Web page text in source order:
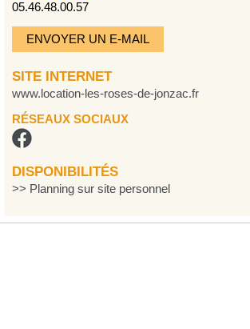
05.46.48.00.57
ENVOYER UN E-MAIL
SITE INTERNET
www.location-les-roses-de-jonzac.fr
RÉSEAUX SOCIAUX
DISPONIBILITÉS
>> Planning sur site personnel